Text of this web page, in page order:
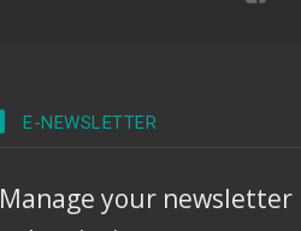
E-NEWSLETTER
Manage your newsletter